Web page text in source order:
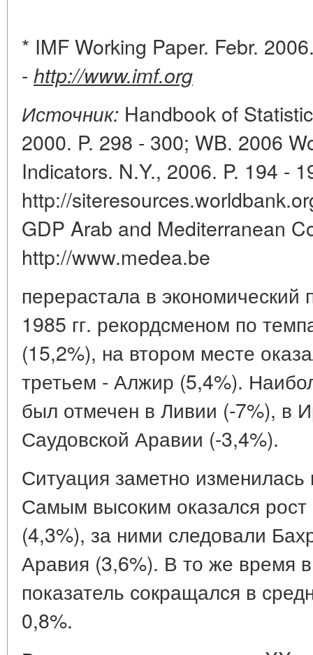
* IMF Working Paper. Febr.
- http://www.imf.org
Источник: Handbook of
2000. P. 298 - 300; WB. 2006
Indicators. N.Y., 2006. P. 194 -
http://
GDP Arab and Mediterranean
http://www.medea.be
перерастала в
1985 гг. рекордсменом по
(15,2%), на втором месте
третьем - Алжир (5,4%).
был отмечен в Ливии (-7%), в
Саудовской Аравии (-3,4%).
Ситуация заметно
Самым высоким оказался
(4,3%), за ними следовали
Аравия (3,6%). В то же время
показатель сокращался в
0,8%.